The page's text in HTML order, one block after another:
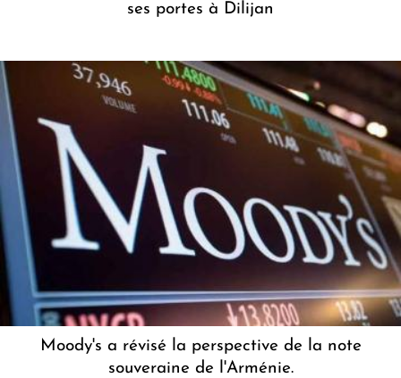
ses portes à Dilijan
Moody's a révisé la perspective de la note
souveraine de l'Arménie.